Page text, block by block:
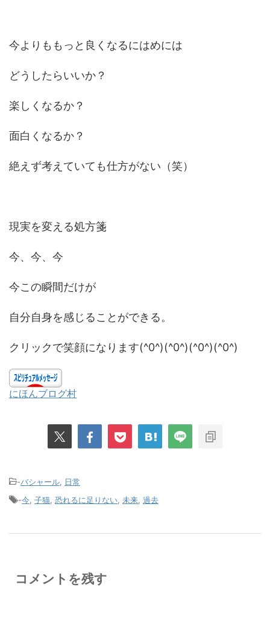
今よりももっと良くなるにはめには
どうしたらいいか？
楽しくなるか？
面白くなるか？
絶えず考えていても仕方がない（笑）
現実を変える処方箋
今、今、今
今この瞬間だけが
自分自身を感じることができる。
クリックで笑顔になります(^0^)(^0^)(^0^)(^0^)
にほんブログ村
-バシャール
日常
-今 子猫 恐れるに足りない 未来 過去
コメントを残す